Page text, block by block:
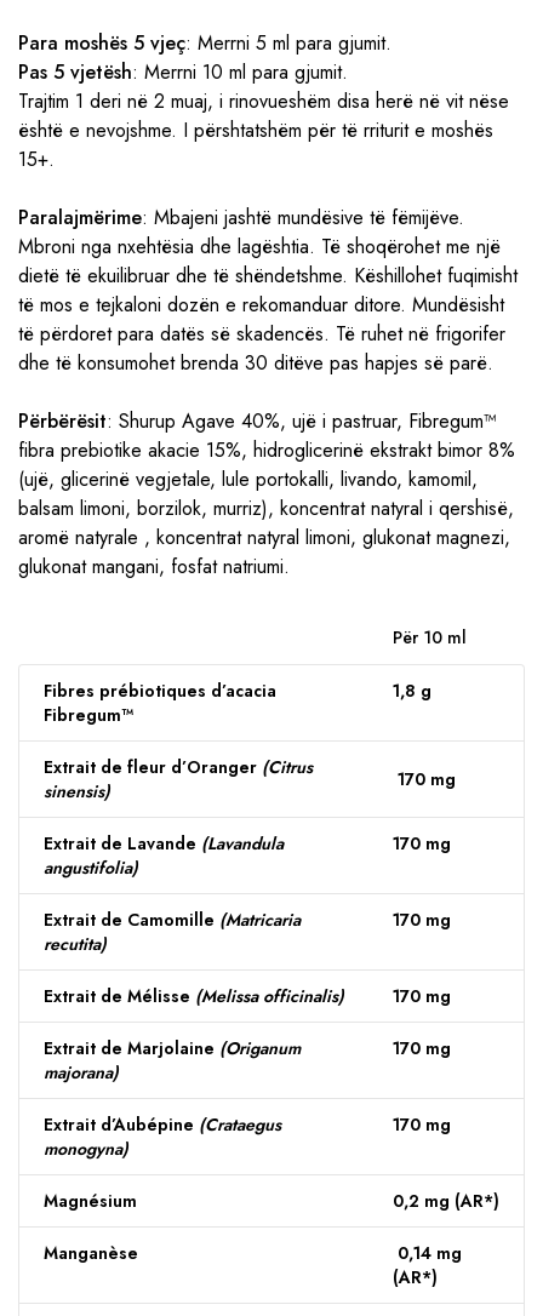
Para moshës 5 vjeç: Merrni 5 ml para gjumit.
Pas 5 vjetësh: Merrni 10 ml para gjumit.
Trajtim 1 deri në 2 muaj, i rinovueshëm disa herë në vit nëse
është e nevojshme. I përshtatshëm për të rriturit e moshës
15+.
Paralajmërime: Mbajeni jashtë mundësive të fëmijëve.
Mbroni nga nxehtësia dhe lagështia. Të shoqërohet me një
dietë të ekuilibruar dhe të shëndetshme. Këshillohet fuqimisht
të mos e tejkaloni dozën e rekomanduar ditore. Mundësisht
të përdoret para datës së skadencës. Të ruhet në frigorifer
dhe të konsumohet brenda 30 ditëve pas hapjes së parë.
Përbërësit: Shurup Agave 40%, ujë i pastruar, Fibregum™
fibra prebiotike akacie 15%, hidroglicerinë ekstrakt bimor 8%
(ujë, glicerinë vegjetale, lule portokalli, livando, kamomil,
balsam limoni, borzilok, murriz), koncentrat natyral i qershisë,
aromë natyrale , koncentrat natyral limoni, glukonat magnezi,
glukonat mangani, fosfat natriumi.
Për 10 ml
Fibres prébiotiques d’acacia
Fibregum™
1,8 g
Extrait de fleur d’Oranger (Citrus
sinensis)
170 mg
Extrait de Lavande (Lavandula
angustifolia)
170 mg
Extrait de Camomille (Matricaria
recutita)
170 mg
Extrait de Mélisse (Melissa officinalis) 170 mg
Extrait de Marjolaine (Origanum
majorana)
170 mg
Extrait d’Aubépine (Crataegus
monogyna)
170 mg
Magnésium 0,2 mg (AR*)
Manganèse
0,14 mg
(AR*)